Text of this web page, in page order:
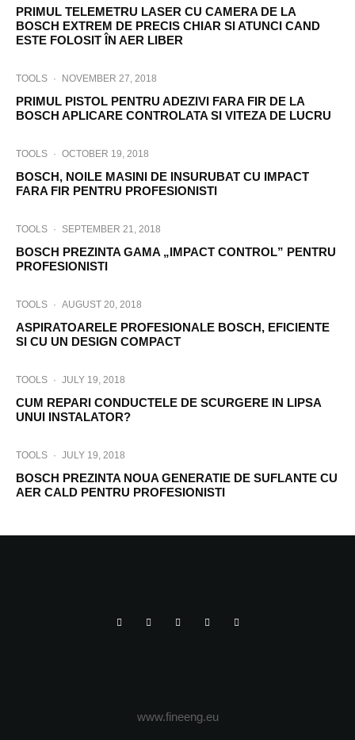
PRIMUL TELEMETRU LASER CU CAMERA DE LA
BOSCH EXTREM DE PRECIS CHIAR SI ATUNCI CAND
ESTE FOLOSIT ÎN AER LIBER
TOOLS · NOVEMBER 27, 2018
PRIMUL PISTOL PENTRU ADEZIVI FARA FIR DE LA
BOSCH APLICARE CONTROLATA SI VITEZA DE LUCRU
TOOLS · OCTOBER 19, 2018
BOSCH, NOILE MASINI DE INSURUBAT CU IMPACT
FARA FIR PENTRU PROFESIONISTI
TOOLS · SEPTEMBER 21, 2018
BOSCH PREZINTA GAMA „IMPACT CONTROL” PENTRU
PROFESIONISTI
TOOLS · AUGUST 20, 2018
ASPIRATOARELE PROFESIONALE BOSCH, EFICIENTE
SI CU UN DESIGN COMPACT
TOOLS · JULY 19, 2018
CUM REPARI CONDUCTELE DE SCURGERE IN LIPSA
UNUI INSTALATOR?
TOOLS · JULY 19, 2018
BOSCH PREZINTA NOUA GENERATIE DE SUFLANTE CU
AER CALD PENTRU PROFESIONISTI
www.fineeng.eu